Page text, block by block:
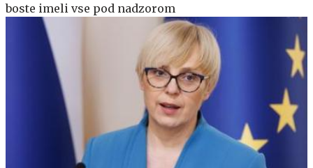
boste imeli vse pod nadzorom